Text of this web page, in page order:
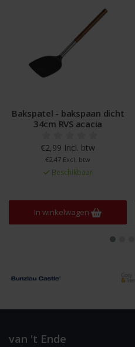
Bakspatel - bakspaan dicht
34cm RVS acacia
€2,99 Incl. btw
€2,47 Excl. btw
Beschikbaar
In winkelwagen
van 't Ende